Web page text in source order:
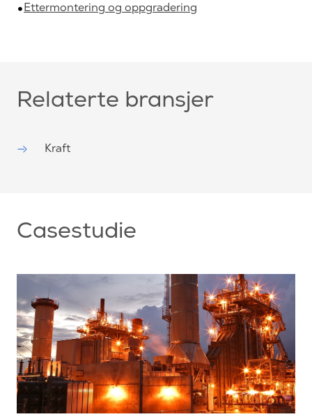
Ettermontering og oppgradering
Relaterte bransjer
Kraft
Casestudie